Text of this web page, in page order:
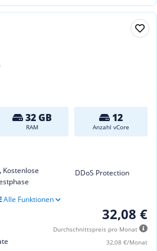
32 GB
RAM
12
Anzahl vCore
Kostenlose
DDoS Protection
Alle Funktionen
32,08 €
Durchschnittspreis pro Monat
32,08 €/Monat